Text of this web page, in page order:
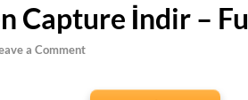
Capture İndir –
a Comment